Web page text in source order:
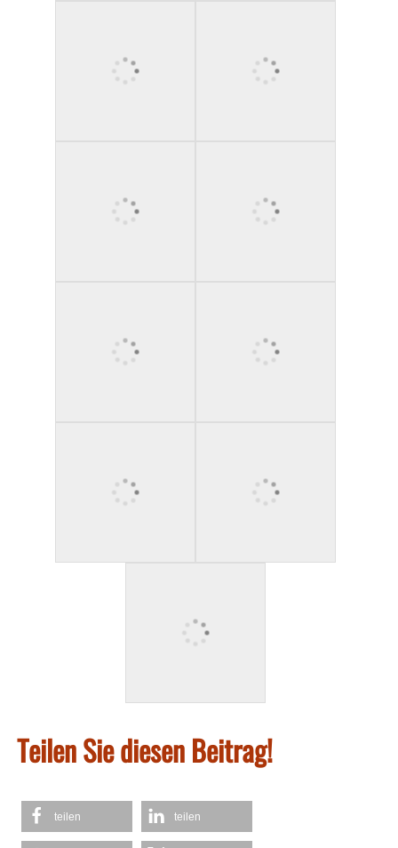
Teilen Sie diesen Beitrag!
teilen teilen